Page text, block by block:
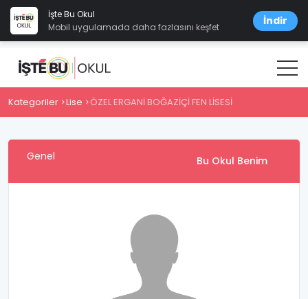
İşte Bu Okul
Mobil uygulamada daha fazlasını keşfet
İndir
Kategoriler Lise ÖZEL ERGANİ BOĞAZİÇİ FEN LİSESİ
Genel Bu Okul Benim